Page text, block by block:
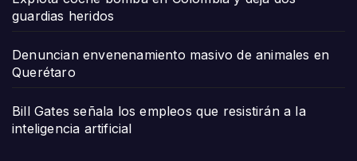
guardias heridos
Denuncian envenenamiento masivo de animales en
Querétaro
Bill Gates señala los empleos que resistirán a la
inteligencia artificial